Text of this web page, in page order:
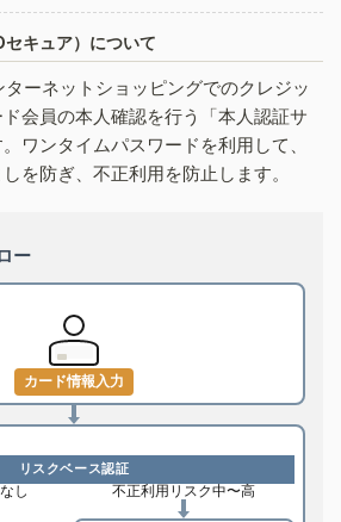
キュア）について
ーネットショッピングでのクレジッ
会員の本人確認を行う「本人認証サ
ワンタイムパスワードを利用して、
を防ぎ、不正利用を防止します。
ー
カード情報入力
リスクベース認証
し 不正利用リスク中〜高